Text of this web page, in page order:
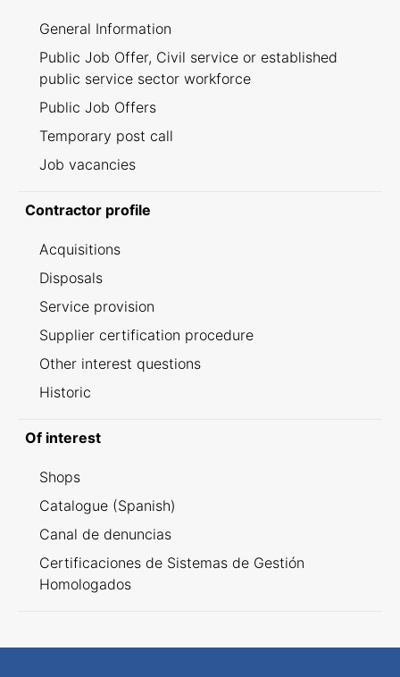
General Information
Public Job Offer, Civil service or established
public service sector workforce
Public Job Offers
Temporary post call
Job vacancies
Contractor profile
Acquisitions
Disposals
Service provision
Supplier certification procedure
Other interest questions
Historic
Of interest
Shops
Catalogue (Spanish)
Canal de denuncias
Certificaciones de Sistemas de Gestión
Homologados